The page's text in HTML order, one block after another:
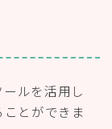
ルを活用し
とができま